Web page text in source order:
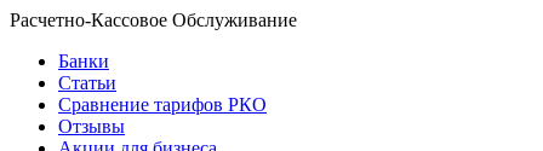
Расчетно-Кассовое Обслуживание
Банки
Статьи
Сравнение тарифов РКО
Отзывы